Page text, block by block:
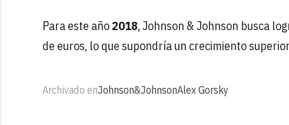
Para este año2018, Johnson & Johnson busca
de euros, lo que supondría un crecimiento
Archivado enJohnson&JohnsonAlex Gorsky